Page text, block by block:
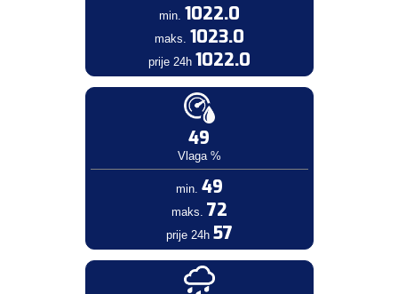
min. 1022.0
maks. 1023.0
prije 24h 1022.0
49
Vlaga %
min. 49
maks. 72
prije 24h 57